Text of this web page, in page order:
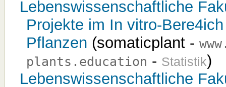
Lebenswissenschaftliche
Projekte im In vitro-
Pflanzen (somaticplant -
plants.education - Statistik)
Lebenswissenschaftliche